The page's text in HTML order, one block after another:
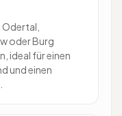
oder Burg
ideal für einen
und einen